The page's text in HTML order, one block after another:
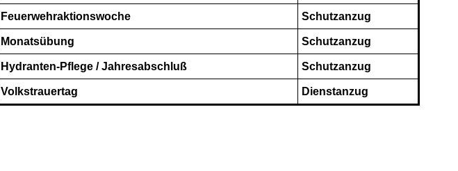
Feuerwehraktionswoche Schutzanzug
Monatsübung Schutzanzug
Hydranten-Pflege / Jahresabschluß Schutzanzug
Volkstrauertag Dienstanzug